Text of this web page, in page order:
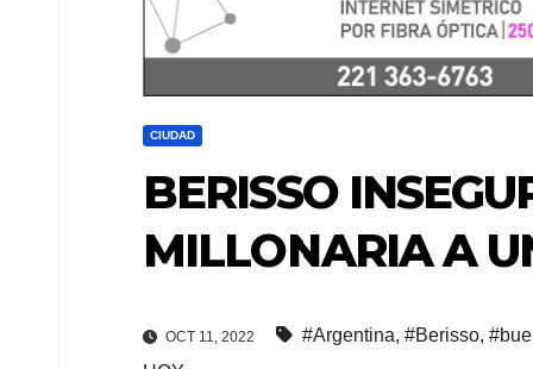
CIUDAD
BERISSO
MILLONARIA A
OCT 11, 2022 #Argentina, #Berisso,